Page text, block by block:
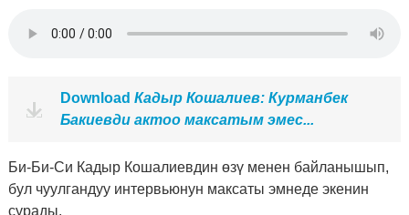
Download Кадыр Кошалиев: Курманбек
Бакиевди актоо максатым эмес...
Би-Би-Си Кадыр Кошалиевдин өзү менен байланышып,
бул чуулгандуу интервьюнун максаты эмнеде экенин
сурады.